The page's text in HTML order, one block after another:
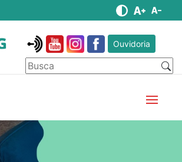
Ouvidoria